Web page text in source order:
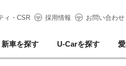
ィ・CSR 採用情報 お問い合わせ
新車を探す U-Carを探す